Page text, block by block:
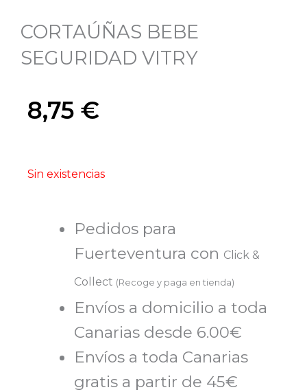
CORTAÚÑAS BEBE
SEGURIDAD VITRY
8,75 €
Sin existencias
Pedidos para
Fuerteventura con Click &
Collect (Recoge y paga en tienda)
Envíos a domicilio a toda
Canarias desde 6.00€
Envíos a toda Canarias
gratis a partir de 45€